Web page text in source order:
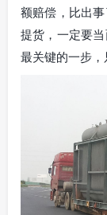
额赔偿，比出
提货，一定要
最关键的一步，